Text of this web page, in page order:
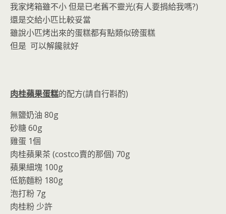
我家烤箱雖不小 但是已老舊不靈光(有人要捐給我嗎?)
還是交給小匹比較妥當
雖說小匹烤出來的蛋糕都有點類似磅蛋糕
但是 可以解饞就好
肉桂蘋果蛋糕的配方(請自行斟酌)
無鹽奶油 80g
砂糖 60g
雞蛋 1個
肉桂蘋果茶 (costco賣的那個) 70g
蘋果細塊 100g
低筋麵粉 180g
泡打粉 7g
肉桂粉 少許